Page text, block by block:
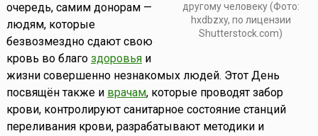
другому человеку (Фото:
hxdbzxy, по лицензии
Shutterstock.com)
очередь, самим донорам —
людям, которые
безвозмездно сдают свою
кровь во благо здоровьяи
жизни совершенно незнакомых людей. Этот День
посвящён также и врачам, которые проводят забор
крови, контролируют санитарное состояние станций
переливания крови, разрабатывают методики и